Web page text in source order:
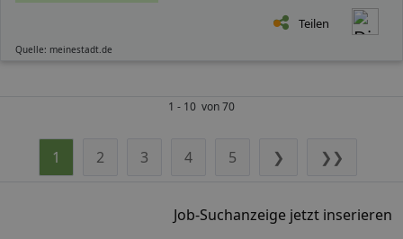
Teilen
Quelle: meinestadt.de
1 - 10 von 70
1 2 3 4 5 ❯ ❯❯
Job-Suchanzeige jetzt inserieren